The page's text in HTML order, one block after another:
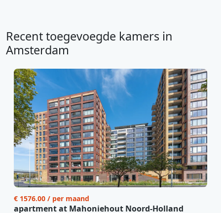
Recent toegevoegde kamers in
Amsterdam
€ 1576.00 / per maand
apartment at Mahoniehout Noord-Holland